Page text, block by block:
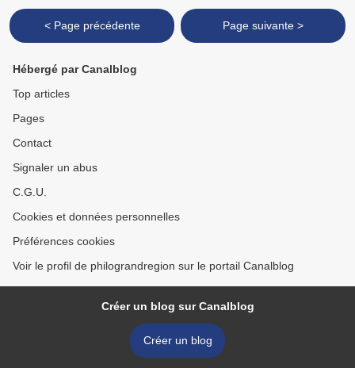
< Page précédente Page suivante >
Hébergé par Canalblog
Top articles
Pages
Contact
Signaler un abus
C.G.U.
Cookies et données personnelles
Préférences cookies
Voir le profil de philograndregion sur le portail Canalblog
Créer un blog sur Canalblog
Créer un blog